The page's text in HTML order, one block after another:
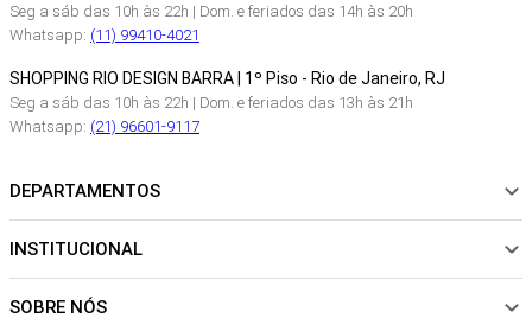
Seg a sáb das 10h às 22h | Dom. e feriados das 14h às 20h
Whatsapp: (11) 99410-4021
SHOPPING RIO DESIGN BARRA | 1º Piso - Rio de Janeiro, RJ
Seg a sáb das 10h às 22h | Dom. e feriados das 13h às 21h
Whatsapp: (21) 96601-9117
DEPARTAMENTOS
NOVIDADES
CALÇADOS
INSTITUCIONAL
Sobre Nós
SOBRE NÓS